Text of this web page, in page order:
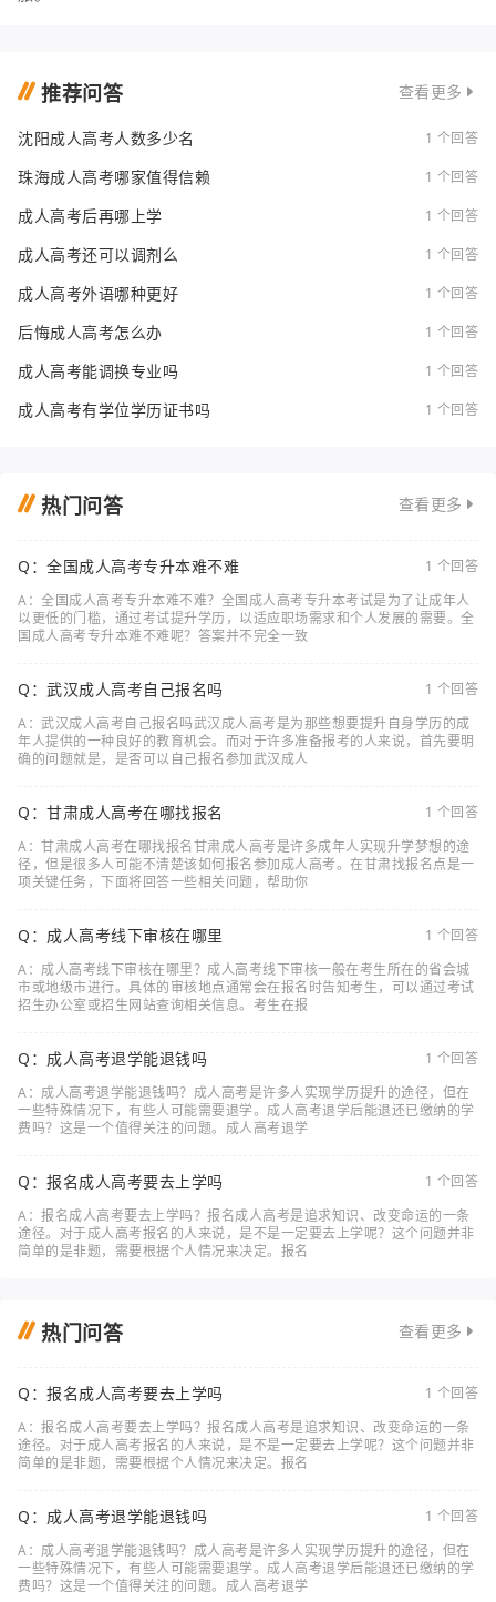
推荐问答 查看更多
沈阳成人高考人数多少名 1 个回答
珠海成人高考哪家值得信赖 1 个回答
成人高考后再哪上学 1 个回答
成人高考还可以调剂么 1 个回答
成人高考外语哪种更好 1 个回答
后悔成人高考怎么办 1 个回答
成人高考能调换专业吗 1 个回答
成人高考有学位学历证书吗 1 个回答
热门问答 查看更多
Q：全国成人高考专升本难不难
1 个回答
A：全国成人高考专升本难不难？全国成人高考专升本考试是为了让成年人
以更低的门槛，通过考试提升学历，以适应职场需求和个人发展的需要。全
国成人高考专升本难不难呢？答案并不完全一致
Q：武汉成人高考自己报名吗
1 个回答
A：武汉成人高考自己报名吗武汉成人高考是为那些想要提升自身学历的成
年人提供的一种良好的教育机会。而对于许多准备报考的人来说，首先要明
确的问题就是，是否可以自己报名参加武汉成人
Q：甘肃成人高考在哪找报名
1 个回答
A：甘肃成人高考在哪找报名甘肃成人高考是许多成年人实现升学梦想的途
径，但是很多人可能不清楚该如何报名参加成人高考。在甘肃找报名点是一
项关键任务，下面将回答一些相关问题，帮助你
Q：成人高考线下审核在哪里
1 个回答
A：成人高考线下审核在哪里？成人高考线下审核一般在考生所在的省会城
市或地级市进行。具体的审核地点通常会在报名时告知考生，可以通过考试
招生办公室或招生网站查询相关信息。考生在报
Q：成人高考退学能退钱吗
1 个回答
A：成人高考退学能退钱吗？成人高考是许多人实现学历提升的途径，但在
一些特殊情况下，有些人可能需要退学。成人高考退学后能退还已缴纳的学
费吗？这是一个值得关注的问题。成人高考退学
Q：报名成人高考要去上学吗
1 个回答
A：报名成人高考要去上学吗？报名成人高考是追求知识、改变命运的一条
途径。对于成人高考报名的人来说，是不是一定要去上学呢？这个问题并非
简单的是非题，需要根据个人情况来决定。报名
热门问答 查看更多
Q：报名成人高考要去上学吗
1 个回答
A：报名成人高考要去上学吗？报名成人高考是追求知识、改变命运的一条
途径。对于成人高考报名的人来说，是不是一定要去上学呢？这个问题并非
简单的是非题，需要根据个人情况来决定。报名
Q：成人高考退学能退钱吗
1 个回答
A：成人高考退学能退钱吗？成人高考是许多人实现学历提升的途径，但在
一些特殊情况下，有些人可能需要退学。成人高考退学后能退还已缴纳的学
费吗？这是一个值得关注的问题。成人高考退学